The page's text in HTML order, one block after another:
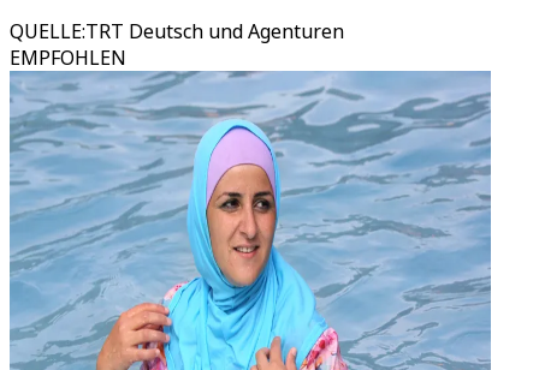
QUELLE:TRT Deutsch und Agenturen
EMPFOHLEN